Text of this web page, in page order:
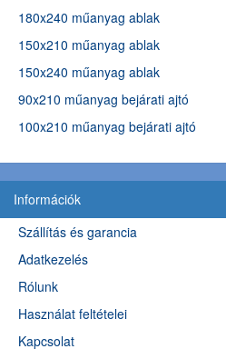
180x240 műanyag ablak
150x210 műanyag ablak
150x240 műanyag ablak
90x210 műanyag bejárati ajtó
100x210 műanyag bejárati ajtó
Információk
Szállítás és garancia
Adatkezelés
Rólunk
Használat feltételei
Kapcsolat